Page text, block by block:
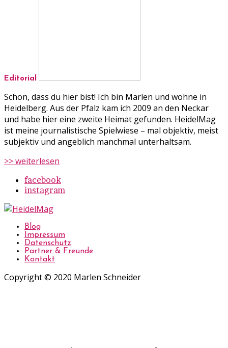
Editorial
Schön, dass du hier bist! Ich bin Marlen und wohne in
Heidelberg. Aus der Pfalz kam ich 2009 an den Neckar
und habe hier eine zweite Heimat gefunden. HeidelMag
ist meine journalistische Spielwiese – mal objektiv, meist
subjektiv und angeblich manchmal unterhaltsam.
>> weiterlesen
facebook
instagram
Blog
Impressum
Datenschutz
Partner & Freunde
Kontakt
Copyright © 2020 Marlen Schneider